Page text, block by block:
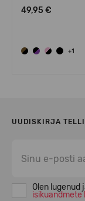
49,95 €
+1
UUDISKIRJA
Olen lugenud
isikuandmete